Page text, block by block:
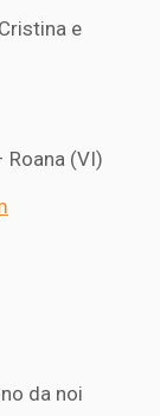
e
Roana (VI)
da noi